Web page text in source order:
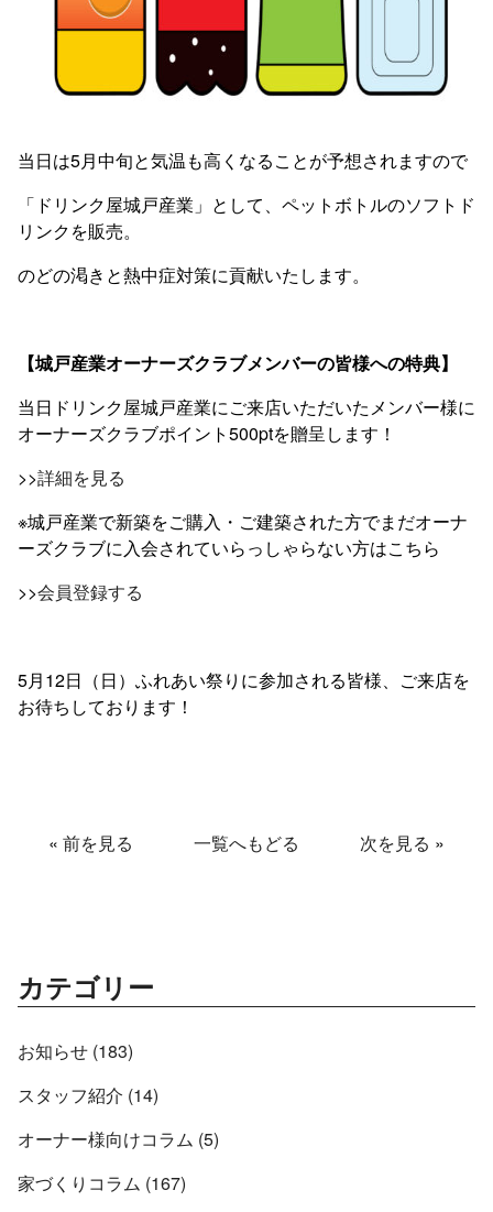
当日は5月中旬と気温も高くなることが予想されますので
「ドリンク屋城戸産業」として、ペットボトルのソフトド
リンクを販売。
のどの渇きと熱中症対策に貢献いたします。
【城戸産業オーナーズクラブメンバーの皆様への特典】
当日ドリンク屋城戸産業にご来店いただいたメンバー様に
オーナーズクラブポイント500ptを贈呈します！
>>詳細を見る
※城戸産業で新築をご購入・ご建築された方でまだオーナ
ーズクラブに入会されていらっしゃらない方はこちら
>>会員登録する
5月12日（日）ふれあい祭りに参加される皆様、ご来店を
お待ちしております！
« 前を見る 一覧へもどる 次を見る »
カテゴリー
お知らせ (183)
スタッフ紹介 (14)
オーナー様向けコラム (5)
家づくりコラム (167)